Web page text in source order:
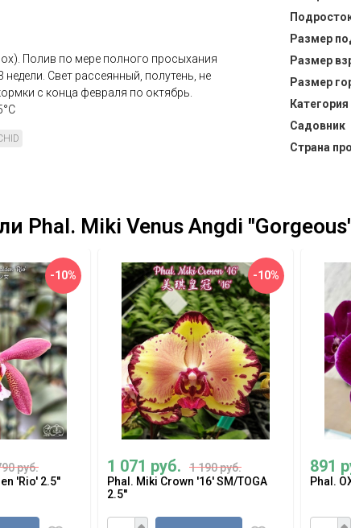
Полив по мере полного просыхания
Свет рассеянный, полутень, не
с конца февраля по октябрь.
Размер
Размер
Размер
Категория
Садовник
Страна
Phal. Miki Venus Angdi
-10%
руб.
'Rio' 2.5''
-10%
1 071 руб.
1 190 руб.
Phal. Miki Crown '16' SM/TOGA
2.5''
891
Phal.